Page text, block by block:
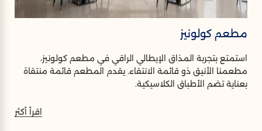
مطعم كولونيز
استمتع بتجربة المذاق الإيطالي الراقي في مطعم كولونيز،
مطعمنا الأنيق ذو قائمة الانتقاء. يقدم المطعم قائمة منتقاة
بعناية تضم الأطباق الكلاسيكية.
اقرأ أكثر